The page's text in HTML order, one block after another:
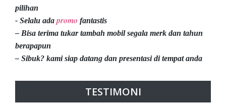
pilihan
- Selalu ada promo fantastis
– Bisa terima tukar tambah mobil segala merk dan tahun
berapapun
– Sibuk? kami siap datang dan presentasi di tempat anda
TESTIMONI